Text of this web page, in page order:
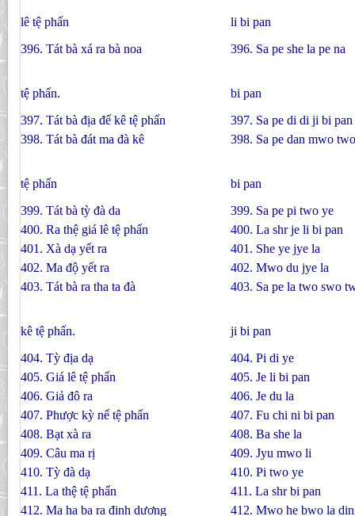
lê tệ phấn
li bi pan
396. Tát bà xá ra bà noa
tệ phấn.
396. Sa pe she la pe na
bi pan
397. Tát bà địa đế kê tệ phấn
397. Sa pe di di ji bi pan
398. Tát bà đát ma đà kê
tệ phấn
398. Sa pe dan mwo
bi pan
399. Tát bà tỳ đà da
399. Sa pe pi two ye
400. Ra thệ giá lê tệ phấn
400. La shr je li bi pan
401. Xà dạ yết ra
401. She ye jye la
402. Ma độ yết ra
402. Mwo du jye la
403. Tát bà ra tha ta đà
kê tệ phấn.
403. Sa pe la two swo
ji bi pan
404. Tỳ địa dạ
404. Pi di ye
405. Giá lê tệ phấn
405. Je li bi pan
406. Giả đô ra
406. Je du la
407. Phược kỳ nể tệ phấn
407. Fu chi ni bi pan
408. Bạt xà ra
408. Ba she la
409. Câu ma rị
409. Jyu mwo li
410. Tỳ đà dạ
410. Pi two ye
411. La thệ tệ phấn
411. La shr bi pan
412. Ma ha ba ra đinh dương
412. Mwo he bwo la